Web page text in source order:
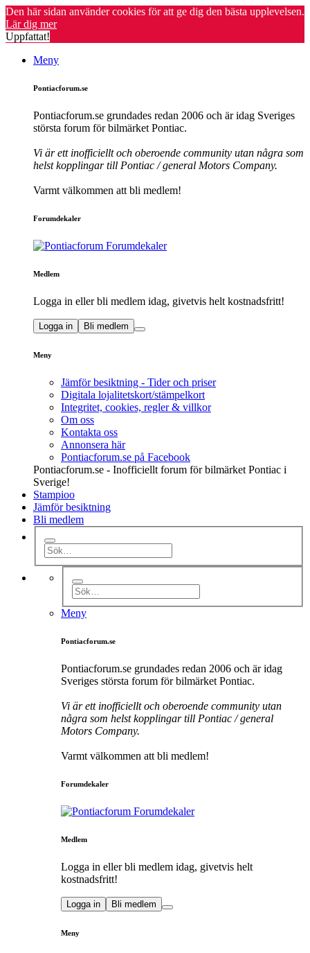
Den här sidan använder cookies för att ge dig den bästa upplevelsen.
Lär dig mer
Uppfattat!
Meny
Pontiacforum.se
Pontiacforum.se grundades redan 2006 och är idag Sveriges
största forum för bilmärket Pontiac.
Vi är ett inofficiellt och oberoende community utan några som
helst kopplingar till Pontiac / general Motors Company.
Varmt välkommen att bli medlem!
Forumdekaler
Medlem
Logga in eller bli medlem idag, givetvis helt kostnadsfritt!
Logga in Bli medlem
Meny
Jämför besiktning - Tider och priser
Digitala lojalitetskort/stämpelkort
Integritet, cookies, regler & villkor
Om oss
Kontakta oss
Annonsera här
Pontiacforum.se på Facebook
Pontiacforum.se - Inofficiellt forum för bilmärket Pontiac i
Sverige!
Stampioo
Jämför besiktning
Bli medlem
Meny
Pontiacforum.se
Pontiacforum.se grundades redan 2006 och är idag
Sveriges största forum för bilmärket Pontiac.
Vi är ett inofficiellt och oberoende community utan
några som helst kopplingar till Pontiac / general
Motors Company.
Varmt välkommen att bli medlem!
Forumdekaler
Medlem
Logga in eller bli medlem idag, givetvis helt
kostnadsfritt!
Logga in Bli medlem
Meny